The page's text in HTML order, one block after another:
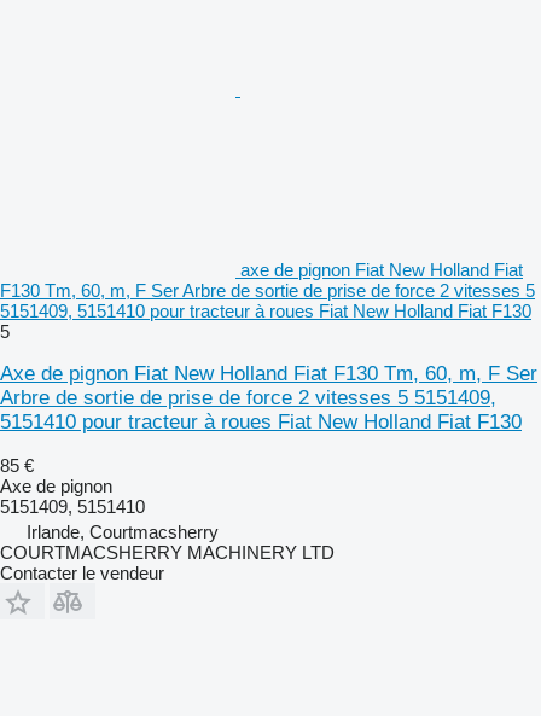
axe de pignon Fiat New Holland Fiat
F130 Tm, 60, m, F Ser Arbre de sortie de prise de force 2 vitesses 5
5151409, 5151410 pour tracteur à roues Fiat New Holland Fiat F130
5
Axe de pignon Fiat New Holland Fiat F130 Tm, 60, m, F Ser
Arbre de sortie de prise de force 2 vitesses 5 5151409,
5151410 pour tracteur à roues Fiat New Holland Fiat F130
85 €
Axe de pignon
5151409, 5151410
Irlande, Courtmacsherry
COURTMACSHERRY MACHINERY LTD
Contacter le vendeur